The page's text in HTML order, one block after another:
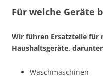
Für welche Geräte
Wir führen Ersatzteile für
Haushaltsgeräte,
Waschmaschinen